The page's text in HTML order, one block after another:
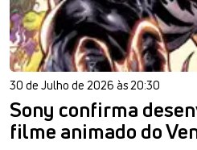
30 de Julho de 2026 às 20:30
Sony confirma
filme animado do